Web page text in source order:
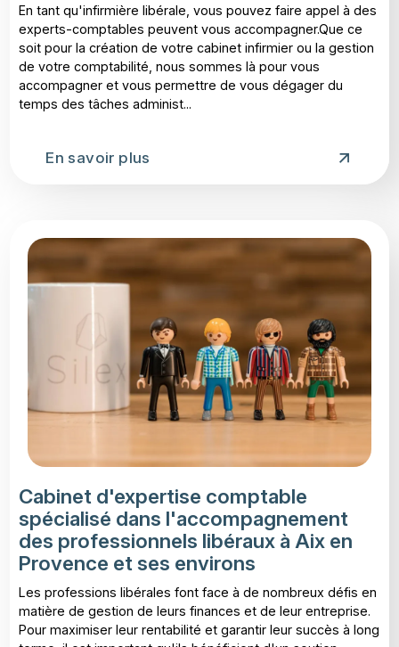
En tant qu'infirmière libérale, vous pouvez faire appel à des
experts-comptables peuvent vous accompagner.Que ce
soit pour la création de votre cabinet infirmier ou la gestion
de votre comptabilité, nous sommes là pour vous
accompagner et vous permettre de vous dégager du
temps des tâches administ...
En savoir plus
Cabinet d'expertise comptable
spécialisé dans l'accompagnement
des professionnels libéraux à Aix en
Provence et ses environs
Les professions libérales font face à de nombreux défis en
matière de gestion de leurs finances et de leur entreprise.
Pour maximiser leur rentabilité et garantir leur succès à long